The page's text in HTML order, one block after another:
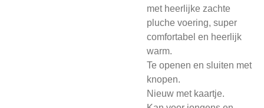
met heerlijke zachte
pluche voering, super
comfortabel en heerlijk
warm.
Te openen en sluiten met
knopen.
Nieuw met kaartje.